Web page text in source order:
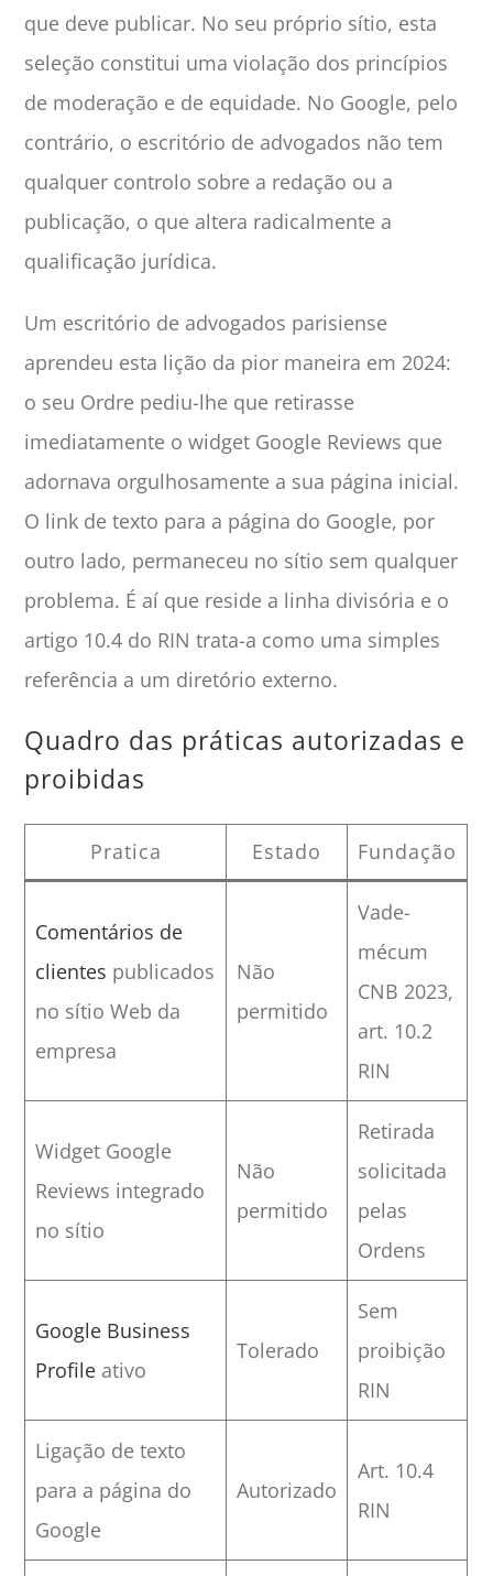
que deve publicar. No seu próprio sítio, esta
seleção constitui uma violação dos princípios
de moderação e de equidade. No Google, pelo
contrário, o escritório de advogados não tem
qualquer controlo sobre a redação ou a
publicação, o que altera radicalmente a
qualificação jurídica.
Um escritório de advogados parisiense
aprendeu esta lição da pior maneira em 2024:
o seu Ordre pediu-lhe que retirasse
imediatamente o widget Google Reviews que
adornava orgulhosamente a sua página inicial.
O link de texto para a página do Google, por
outro lado, permaneceu no sítio sem qualquer
problema. É aí que reside a linha divisória e o
artigo 10.4 do RIN trata-a como uma simples
referência a um diretório externo.
Quadro das práticas autorizadas e
proibidas
Pratica Estado Fundação
Comentários de
clientes publicados
no sítio Web da
empresa
Não
permitido
Vade-
mécum
CNB 2023,
art. 10.2
RIN
Widget Google
Reviews integrado
no sítio
Não
permitido
Retirada
solicitada
pelas
Ordens
Google Business
Profile ativo
Tolerado
Sem
proibição
RIN
Ligação de texto
para a página do
Google
Autorizado
Art. 10.4
RIN